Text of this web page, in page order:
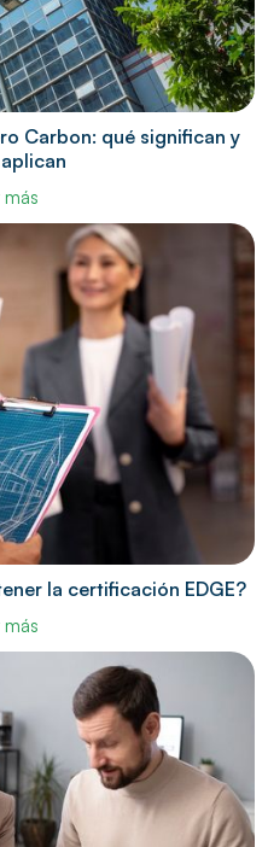
Carbon: qué significan y
la certificación EDGE?